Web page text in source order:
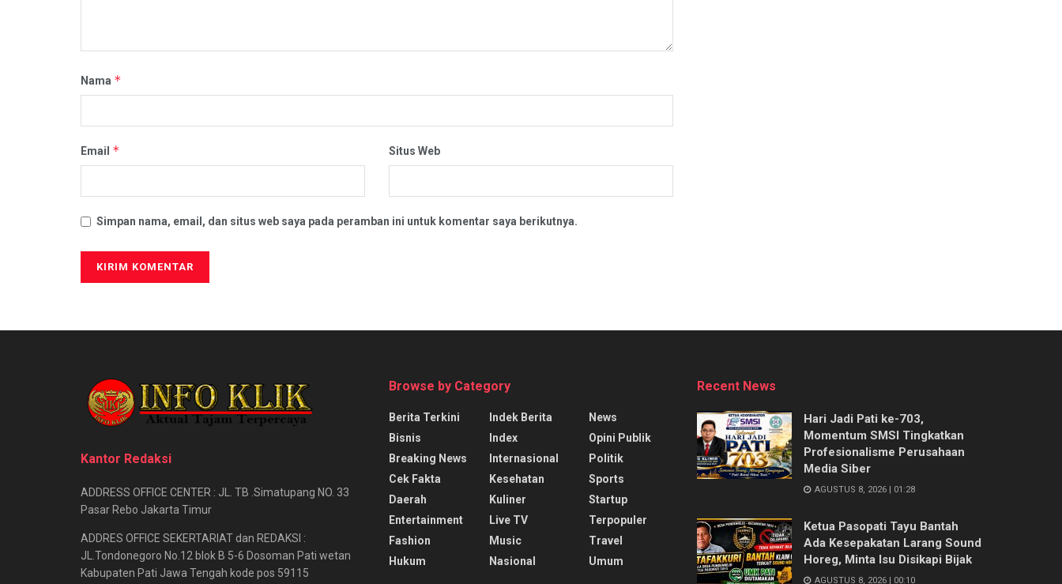
Nama *
Email * Situs Web
Simpan nama, email, dan situs web saya pada peramban ini untuk komentar saya berikutnya.
Kantor Redaksi
ADDRESS OFFICE CENTER : JL. TB .Simatupang NO. 33
Pasar Rebo Jakarta Timur
ADDRES OFFICE SEKERTARIAT dan REDAKSI :
JL.Tondonegoro No.12 blok B 5-6 Dosoman Pati wetan
Kabupaten Pati Jawa Tengah kode pos 59115
Browse by Category
Berita Terkini
Bisnis
Breaking News
Cek Fakta
Daerah
Entertainment
Fashion
Hukum
Indek Berita
Index
Internasional
Kesehatan
Kuliner
Live TV
Music
Nasional
News
Opini Publik
Politik
Sports
Startup
Terpopuler
Travel
Umum
Recent News
Hari Jadi Pati ke-703,
Momentum SMSI Tingkatkan
Profesionalisme Perusahaan
Media Siber
AGUSTUS 8, 2026 | 01:28
Ketua Pasopati Tayu Bantah
Ada Kesepakatan Larang Sound
Horeg, Minta Isu Disikapi Bijak
AGUSTUS 8, 2026 | 00:10